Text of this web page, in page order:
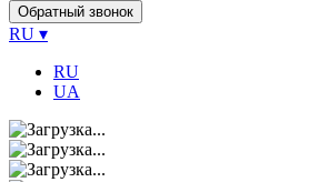
Обратный звонок
RU ▾
RU
UA